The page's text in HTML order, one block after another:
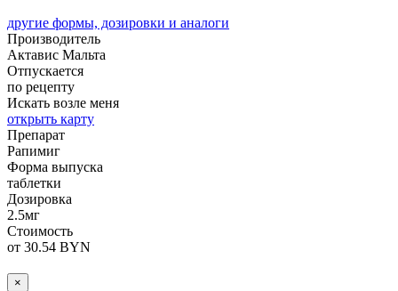
другие формы, дозировки и аналоги
Производитель
Актавис Мальта
Отпускается
по рецепту
Искать возле меня
открыть карту
Препарат
Рапимиг
Форма выпуска
таблетки
Дозировка
2.5мг
Стоимость
от 30.54 BYN
×